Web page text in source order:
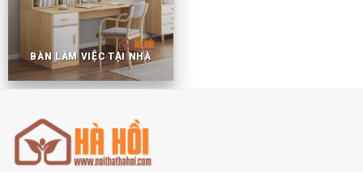
BÀN LÀM VIỆC TẠI NHÀ